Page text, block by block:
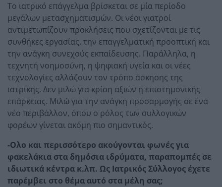
Το ιατρικό επάγγελμα βρίσκεται σε μία περίοδο
μεγάλων μετασχηματισμών. Οι νέοι γιατροί
αντιμετωπίζουν προκλήσεις που σχετίζονται με τις
συνθήκες εργασίας, την επαγγελματική προοπτική και
την ανάγκη συνεχούς εκπαίδευσης. Παράλληλα, η
τεχνητή νοημοσύνη, η ψηφιακή υγεία και οι νέες
τεχνολογίες αλλάζουν τον τρόπο άσκησης της
ιατρικής. Δεν μιλώ για κρίση αξιών ή επιστημονικής
επάρκειας. Μιλώ για την ανάγκη προσαρμογής σε ένα
νέο περιβάλλον, όπου ο ρόλος των συλλογικών
φορέων γίνεται ακόμη πιο σημαντικός.
-Ολο και περισσότερο ακούγονται φωνές για
φακελάκια στα δημόσια ιδρύματα, παραπομπές σε
ιδιωτικά κέντρα κ.λπ. Ως Ιατρικός Σύλλογος έχετε
παρέμβει στο θέμα αυτό στα μέλη σας;